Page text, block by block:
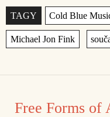
Štítky
Free Forms of